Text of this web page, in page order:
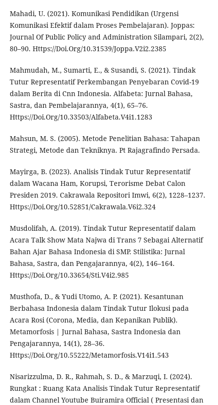
Mahadi, U. (2021). Komunikasi Pendidikan (Urgensi
Komunikasi Efektif dalam Proses Pembelajaran). Joppas:
Journal Of Public Policy and Administration Silampari, 2(2),
80–90. Https://Doi.Org/10.31539/Joppa.V2i2.2385
Mahmudah, M., Sumarti, E., & Susandi, S. (2021). Tindak
Tutur Representatif Perkembangan Penyebaran Covid-19
dalam Berita di Cnn Indonesia. Alfabeta: Jurnal Bahasa,
Sastra, dan Pembelajarannya, 4(1), 65–76.
Https://Doi.Org/10.33503/Alfabeta.V4i1.1283
Mahsun, M. S. (2005). Metode Penelitian Bahasa: Tahapan
Strategi, Metode dan Tekniknya. Pt Rajagrafindo Persada.
Mayirga, B. (2023). Analisis Tindak Tutur Representatif
dalam Wacana Ham, Korupsi, Terorisme Debat Calon
Presiden 2019. Cakrawala Repositori Imwi, 6(2), 1228–1237.
Https://Doi.Org/10.52851/Cakrawala.V6i2.324
Musdolifah, A. (2019). Tindak Tutur Representatif dalam
Acara Talk Show Mata Najwa di Trans 7 Sebagai Alternatif
Bahan Ajar Bahasa Indonesia di SMP. Stilistika: Jurnal
Bahasa, Sastra, dan Pengajarannya, 4(2), 146–164.
Https://Doi.Org/10.33654/Sti.V4i2.985
Musthofa, D., & Yudi Utomo, A. P. (2021). Kesantunan
Berbahasa Indonesia dalam Tindak Tutur Ilokusi pada
Acara Rosi (Corona, Media, dan Kepanikan Publik).
Metamorfosis | Jurnal Bahasa, Sastra Indonesia dan
Pengajarannya, 14(1), 28–36.
Https://Doi.Org/10.55222/Metamorfosis.V14i1.543
Nisarizzulma, D. R., Rahmah, S. D., & Marzuqi, I. (2024).
Rungkat : Ruang Kata Analisis Tindak Tutur Representatif
dalam Channel Youtube Buiramira Official ( Presentasi dan